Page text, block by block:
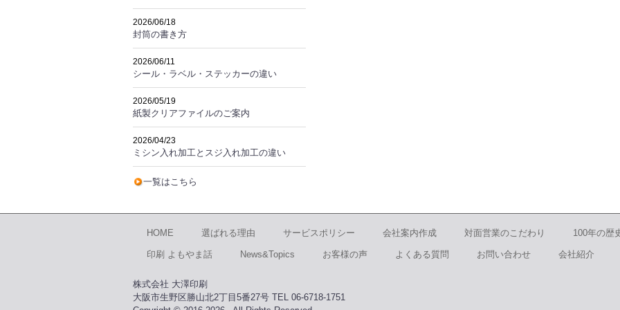
2026/06/18
封筒の書き方
2026/06/11
シール・ラベル・ステッカーの違い
2026/05/19
紙製クリアファイルのご案内
2026/04/23
ミシン入れ加工とスジ入れ加工の違い
一覧はこちら
HOME 選ばれる理由 サービスポリシー 会社案内作成 対面営業のこだわり 100年の歴
印刷 よもやま話 News&Topics お客様の声 よくある質問 お問い合わせ 会社紹介
株式会社 大澤印刷
大阪市生野区勝山北2丁目5番27号 TEL 06-6718-1751